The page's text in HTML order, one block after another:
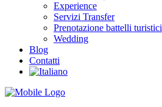
Experience
Servizi Transfer
Prenotazione battelli turistici
Wedding
Blog
Contatti